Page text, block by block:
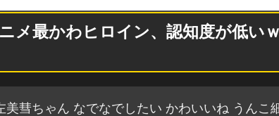
メ最かわヒロイン、認知度が低い
美彗ちゃん なでなでしたい かわいいね うんこ